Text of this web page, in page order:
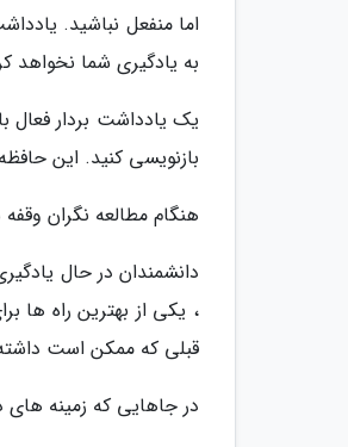
اما منفعل نباشید.
به یادگیری شما نخواهد
یک یادداشت بردار فعال
بازنویسی کنید. این
هنگام مطالعه نگران
دانشمندان در حال
، یکی از بهترین راه ها
قبلی که ممکن است
در جاهایی که زمینه